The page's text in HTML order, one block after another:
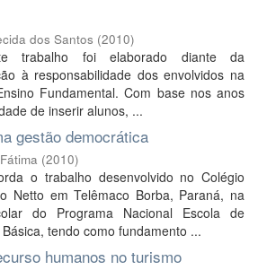
dos Santos (2010)
trabalho foi elaborado diante da
à responsabilidade dos envolvidos na
Fundamental. Com base nos anos
de inserir alunos, ...
gestão democrática
(2010)
o trabalho desenvolvido no Colégio
Netto em Telêmaco Borba, Paraná, na
do Programa Nacional Escola de
tendo como fundamento ...
humanos no turismo